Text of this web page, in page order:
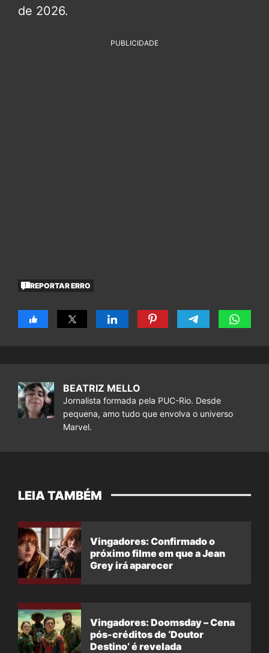
de 2026.
PUBLICIDADE
REPORTAR ERRO
BEATRIZ MELLO
Jornalista formada pela PUC-Rio. Desde
pequena, amo tudo que envolva o universo
Marvel.
LEIA TAMBÉM
Vingadores: Confirmado o
próximo filme em que a Jean
Grey irá aparecer
Vingadores: Doomsday – Cena
pós-créditos de ‘Doutor
Destino’ é revelada